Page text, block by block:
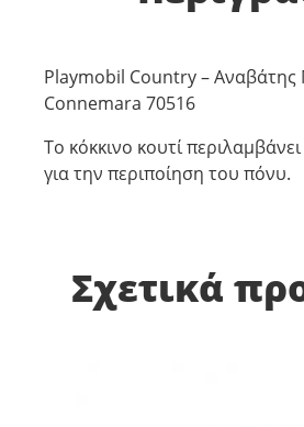
Playmobil Country –
Connemara 70516
Το κόκκινο κουτί
για την περιποίηση του πόνυ.
Σχετικά